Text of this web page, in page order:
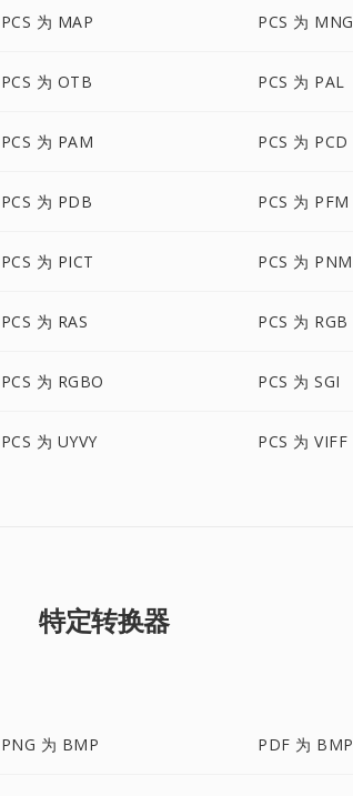
PCS 为 MAP PCS 为 MNG
PCS 为 OTB PCS 为 PAL
PCS 为 PAM PCS 为 PCD
PCS 为 PDB PCS 为 PFM
PCS 为 PICT PCS 为 PNM
PCS 为 RAS PCS 为 RGB
PCS 为 RGBO PCS 为 SGI
PCS 为 UYVY PCS 为 VIFF
特定转换器
PNG 为 BMP PDF 为 BMP